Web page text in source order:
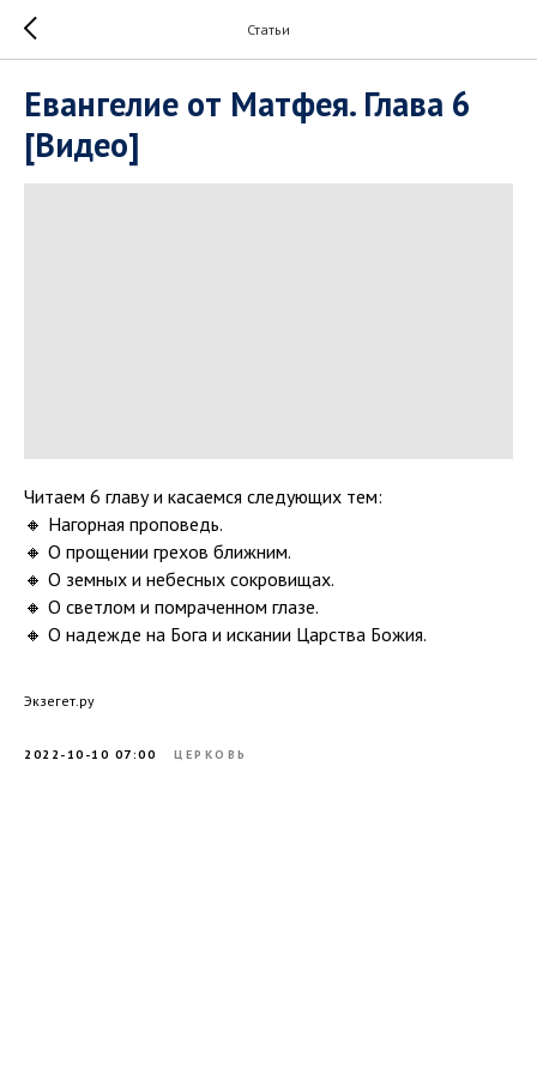
Статьи
Евангелие от Матфея. Глава 6
[Видео]
Читаем 6 главу и касаемся следующих тем:
🔸 Нагорная проповедь.
🔸 О прощении грехов ближним.
🔸 О земных и небесных сокровищах.
🔸 О светлом и помраченном глазе.
🔸 О надежде на Бога и искании Царства Божия.
Экзегет.ру
2022-10-10 07:00 ЦЕРКОВЬ